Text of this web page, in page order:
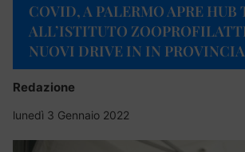
COVID, A PALERMO APRE HUB
ALL’ISTITUTO
NUOVI DRIVE IN IN PROVINCIA
Redazione
lunedì 3 Gennaio 2022